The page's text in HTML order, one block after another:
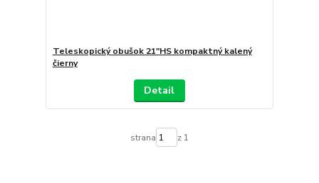
Teleskopický obušok 21"HS kompaktný kalený
čierny
Detail
strana z 1